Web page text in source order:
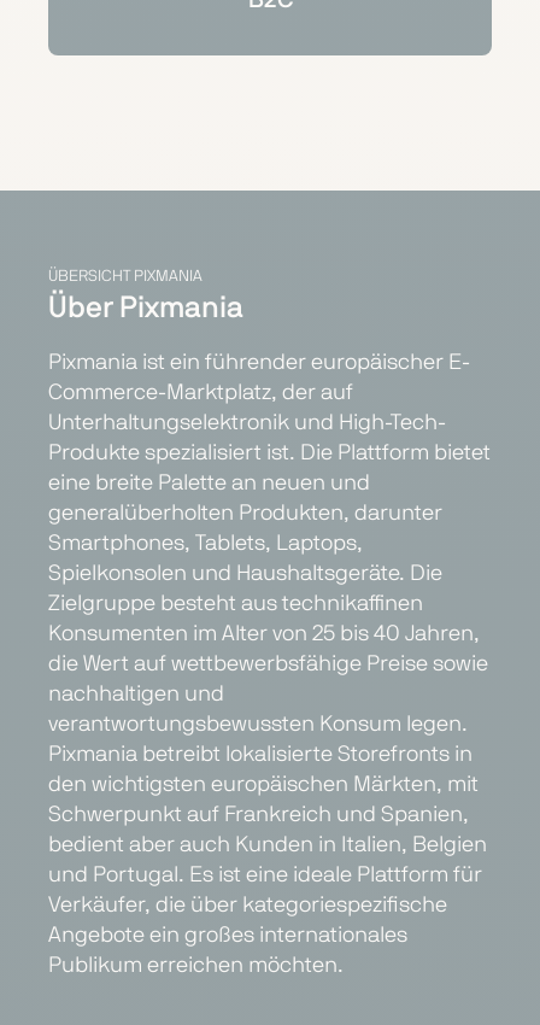
ÜBERSICHT PIXMANIA
Über Pixmania
Pixmania ist ein führender europäischer E-
Commerce-Marktplatz, der auf
Unterhaltungselektronik und High-Tech-
Produkte spezialisiert ist. Die Plattform bietet
eine breite Palette an neuen und
generalüberholten Produkten, darunter
Smartphones, Tablets, Laptops,
Spielkonsolen und Haushaltsgeräte. Die
Zielgruppe besteht aus technikaffinen
Konsumenten im Alter von 25 bis 40 Jahren,
die Wert auf wettbewerbsfähige Preise sowie
nachhaltigen und
verantwortungsbewussten Konsum legen.
Pixmania betreibt lokalisierte Storefronts in
den wichtigsten europäischen Märkten, mit
Schwerpunkt auf Frankreich und Spanien,
bedient aber auch Kunden in Italien, Belgien
und Portugal. Es ist eine ideale Plattform für
Verkäufer, die über kategoriespezifische
Angebote ein großes internationales
Publikum erreichen möchten.